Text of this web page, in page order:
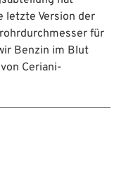
letzte Version der
für
Benzin im Blut
Ceriani-